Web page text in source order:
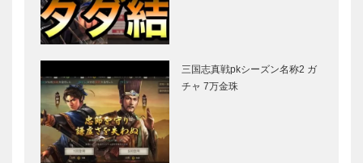
三国志真戦pkシーズン名称2 ガ
チャ 7万金珠